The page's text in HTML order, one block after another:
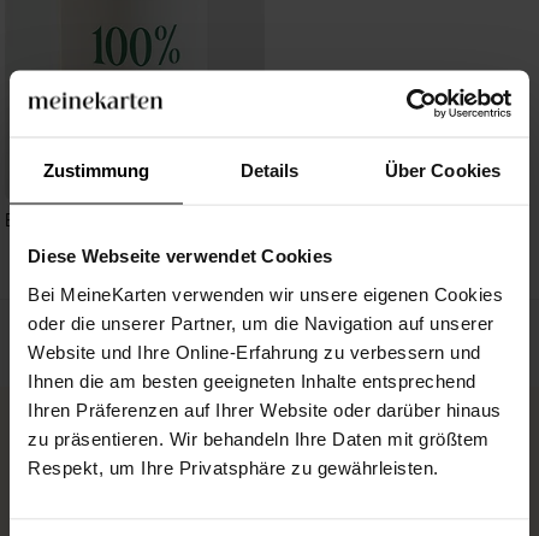
Zustimmung Details Über Cookies
Diese Webseite verwendet Cookies
Bei MeineKarten verwenden wir unsere eigenen Cookies
oder die unserer Partner, um die Navigation auf unserer
Website und Ihre Online-Erfahrung zu verbessern und
Ihnen die am besten geeigneten Inhalte entsprechend
Ihren Präferenzen auf Ihrer Website oder darüber hinaus
zu präsentieren. Wir behandeln Ihre Daten mit größtem
Respekt, um Ihre Privatsphäre zu gewährleisten.
Blanco - 9,5x9,5cm (N300791)